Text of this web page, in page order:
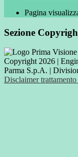
Pagina
Sezione
Copyright 2026 |
Parma S.p.A. |
Disclaimer